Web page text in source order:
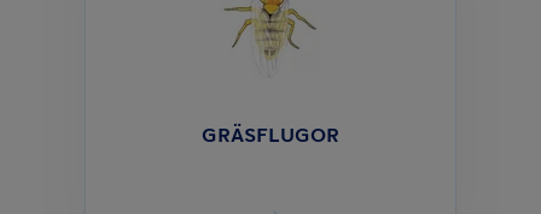
GRÄSFLUGOR